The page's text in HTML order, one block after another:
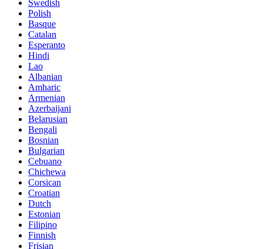
Swedish
Polish
Basque
Catalan
Esperanto
Hindi
Lao
Albanian
Amharic
Armenian
Azerbaijani
Belarusian
Bengali
Bosnian
Bulgarian
Cebuano
Chichewa
Corsican
Croatian
Dutch
Estonian
Filipino
Finnish
Frisian